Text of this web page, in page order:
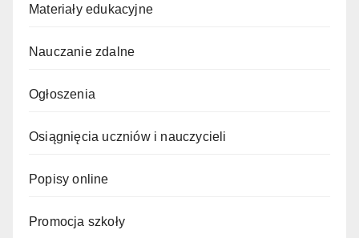
Materiały edukacyjne
Nauczanie zdalne
Ogłoszenia
Osiągnięcia uczniów i nauczycieli
Popisy online
Promocja szkoły